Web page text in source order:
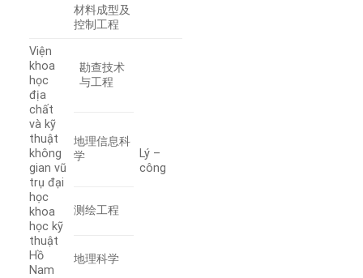
材料成型及
控制工程
Viện
khoa
học
địa
chất
và kỹ
thuật
không
gian vũ
trụ đại
học
khoa
học kỹ
thuật
Hồ
Nam
勘查技术
与工程
Lý –
công
地理信息科
学
测绘工程
地理科学